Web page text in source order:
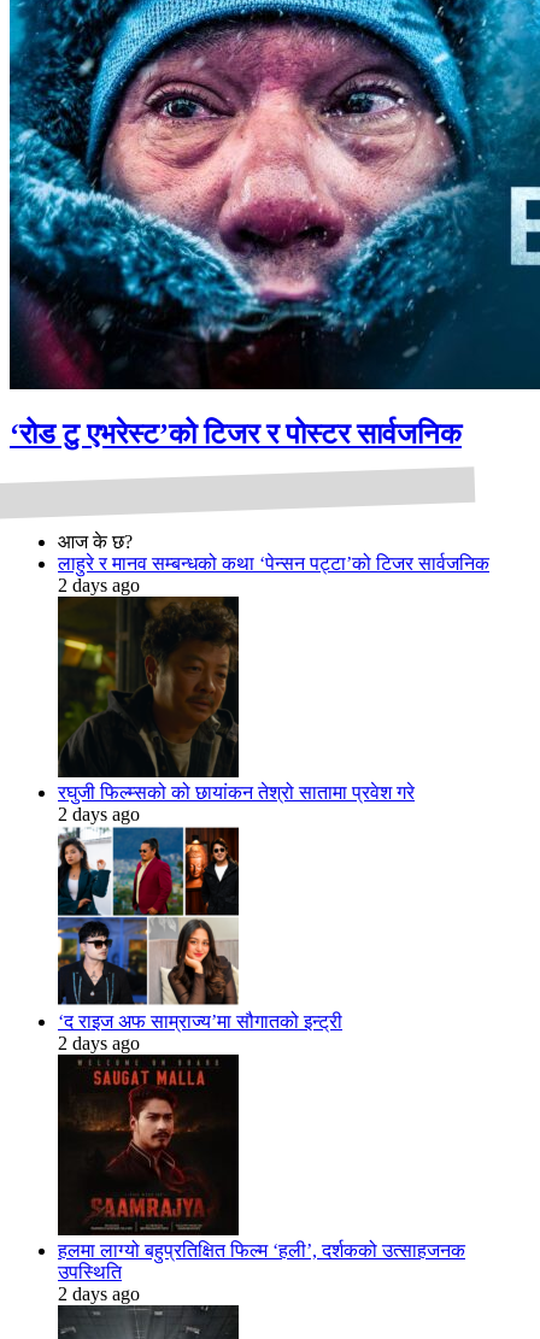
‘रोड टु एभरेस्ट’को टिजर र पोस्टर सार्वजनिक
आज के छ?
लाहुरे र मानव सम्बन्धको कथा ‘पेन्सन पट्टा’को टिजर सार्वजनिक
2 days ago
रघुजी फिल्म्सको को छायांकन तेश्रो सातामा प्रवेश गरे
2 days ago
‘द राइज अफ साम्राज्य’मा सौगातको इन्ट्री
2 days ago
हलमा लाग्यो बहुप्रतिक्षित फिल्म ‘हली’, दर्शकको उत्साहजनक
उपस्थिति
2 days ago